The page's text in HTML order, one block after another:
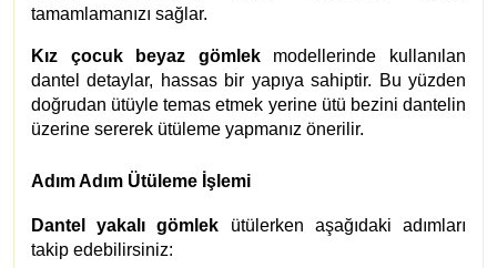
tamamlamanızı sağlar.
Kız çocuk beyaz gömlekmodellerinde kullanılan
dantel detaylar, hassas bir yapıya sahiptir. Bu yüzden
doğrudan ütüyle temas etmek yerine ütü bezini dantelin
üzerine sererek ütüleme yapmanız önerilir.
Adım Adım Ütüleme İşlemi
Dantel yakalı gömlek ütülerken aşağıdaki adımları
takip edebilirsiniz: